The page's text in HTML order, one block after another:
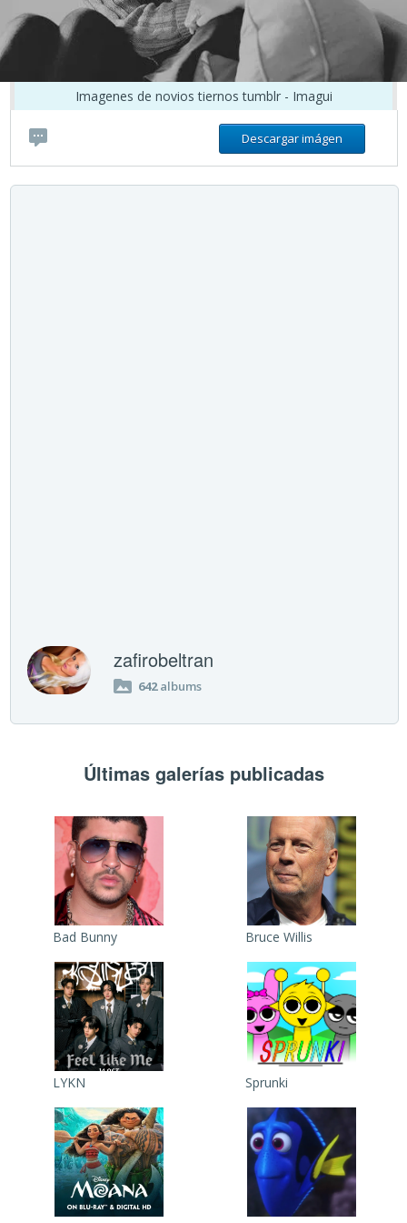
Imagenes de novios tiernos tumblr - Imagui
Descargar imágen
zafirobeltran
642albums
Últimas galerías publicadas
Bad Bunny Bruce Willis
LYKN Sprunki